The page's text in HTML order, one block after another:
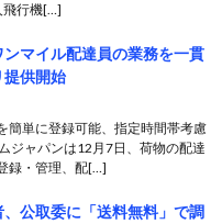
飛行機[…]
マイル配達員の業務を一貫
提供開始
簡単に登録可能、指定時間帯考慮
ジャパンは12月7日、荷物の配達
録・管理、配[…]
公取委に「送料無料」で調